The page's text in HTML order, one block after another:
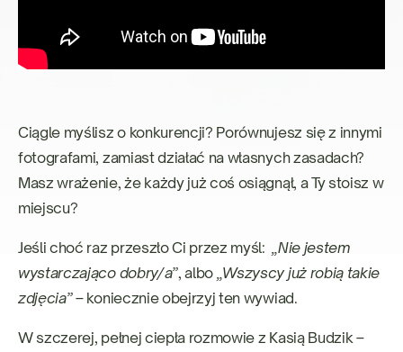
Ciągle myślisz o konkurencji? Porównujesz się z innymi
fotografami, zamiast działać na własnych zasadach?
Masz wrażenie, że każdy już coś osiągnął, a Ty stoisz w
miejscu?
Jeśli choć raz przeszło Ci przez myśl:
„Nie jestem
wystarczająco dobry/a”, albo „Wszyscy już robią takie
zdjęcia”– koniecznie obejrzyj ten wywiad.
W szczerej, pełnej ciepła rozmowie z Kasią Budzik –